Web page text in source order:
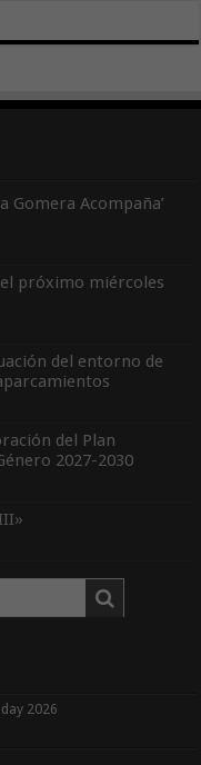
Gomera Acompaña’
próximo miércoles
del entorno de
del Plan
2027-2030
2026